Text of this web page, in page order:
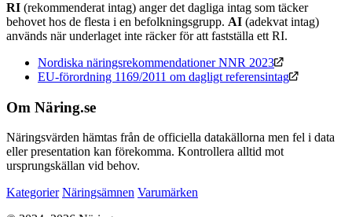
RI (rekommenderat intag) anger det dagliga intag som täcker
behovet hos de flesta i en befolkningsgrupp. AI (adekvat intag)
används när underlaget inte räcker för att fastställa ett RI.
Nordiska näringsrekommendationer NNR 2023
EU-förordning 1169/2011 om dagligt referensintag
Om Näring.se
Näringsvärden hämtas från de officiella datakällorna men fel i data
eller presentation kan förekomma. Kontrollera alltid mot
ursprungskällan vid behov.
Kategorier Näringsämnen Varumärken